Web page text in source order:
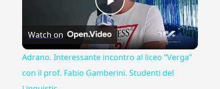
Play
Video
Watch on
Adrano. Interessante incontro al liceo “Verga”
con il prof. Fabio Gamberini. Studenti del